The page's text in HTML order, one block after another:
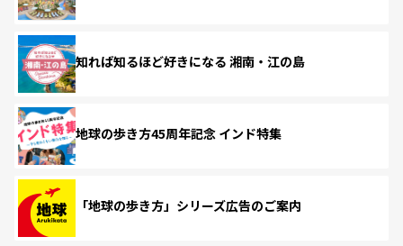
知れば知るほど好きになる 湘南・江の島
地球の歩き方45周年記念 インド特集
「地球の歩き方」シリーズ広告のご案内